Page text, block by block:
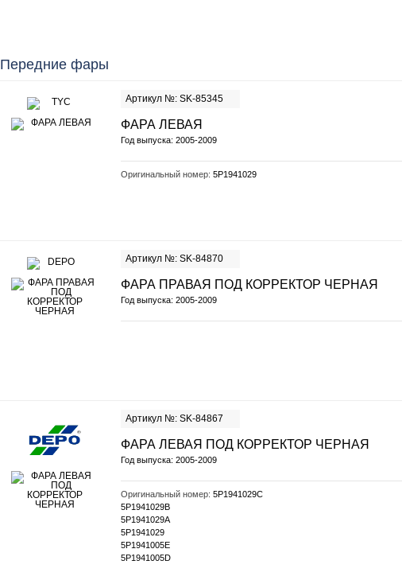
Передние фары
Артикул №: SK-85345
ФАРА ЛЕВАЯ
Год выпуска: 2005-2009
Оригинальный номер: 5P1941029
Артикул №: SK-84870
ФАРА ПРАВАЯ ПОД КОРРЕКТОР ЧЕРНАЯ
Год выпуска: 2005-2009
Артикул №: SK-84867
ФАРА ЛЕВАЯ ПОД КОРРЕКТОР ЧЕРНАЯ
Год выпуска: 2005-2009
Оригинальный номер: 5P1941029C
5P1941029B
5P1941029A
5P1941029
5P1941005E
5P1941005D